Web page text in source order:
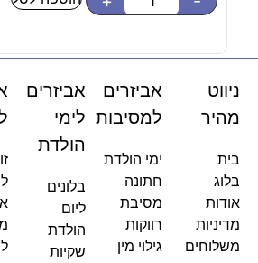
ניווט
מהיר
בית
בלוג
אודות
מדיניות
משלוחים
אביזרים
למסיבות
ימי הולדת
חתונה
מסיבת
רווקות
גילוי מין
אביזרים
לימי
הולדת
בלונים
ליום
הולדת
שקיות